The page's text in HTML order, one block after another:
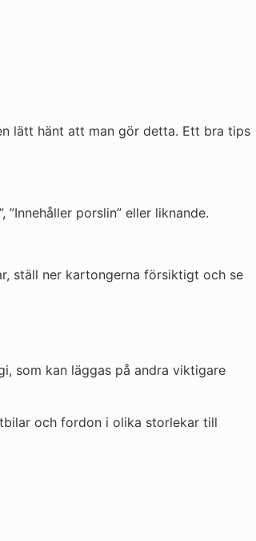
lätt hänt att man gör detta. Ett bra tips
porslin” eller liknande.
ställ ner kartongerna försiktigt och se
som kan läggas på andra viktigare
och fordon i olika storlekar till